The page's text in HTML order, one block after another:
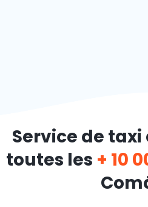
Service de
toutes les + 10